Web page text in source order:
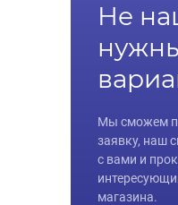
Не
Мы сможем
заявку, наш
с вами и
магазина.